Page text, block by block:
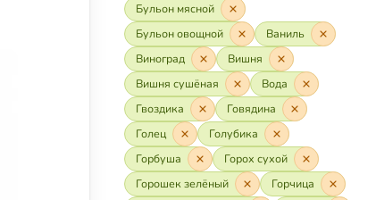
Бульон мясной
Бульон овощной
Ваниль
Виноград
Вишня
Вишня сушёная
Вода
Гвоздика
Говядина
Голец
Голубика
Горбуша
Горох сухой
Горошек зелёный
Горчица